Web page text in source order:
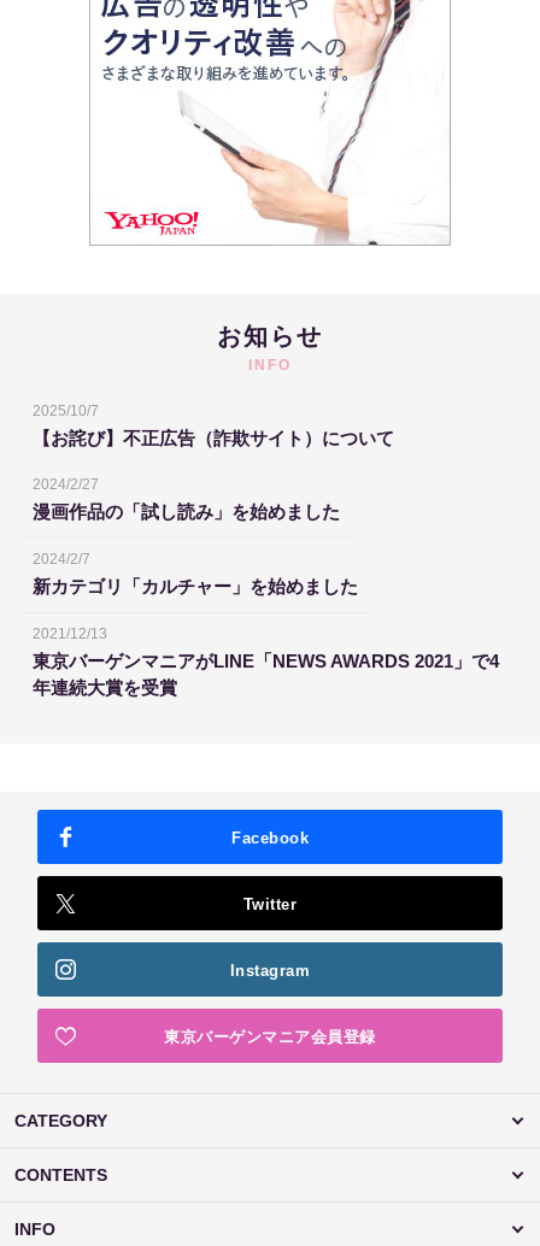
お知らせ
INFO
2025/10/7
【お詫び】不正広告（詐欺サイト）について
2024/2/27
漫画作品の「試し読み」を始めました
2024/2/7
新カテゴリ「カルチャー」を始めました
2021/12/13
東京バーゲンマニアがLINE「NEWS AWARDS 2021」で4
年連続大賞を受賞
Facebook
Twitter
Instagram
東京バーゲンマニア会員登録
CATEGORY
CONTENTS
INFO